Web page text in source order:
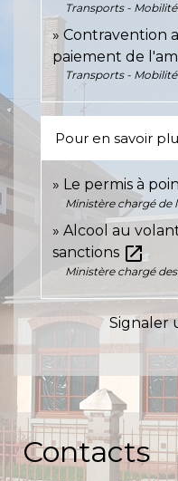
Transports - Mobilité
Contravention
paiement de
Transports - Mobilité
Pour en savoir
Le permis à
Ministère chargé de
Alcool au
sanctions open_in_new
Ministère chargé
Signaler
Contacts